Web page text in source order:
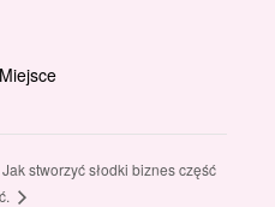
stworzyć słodki biznes część